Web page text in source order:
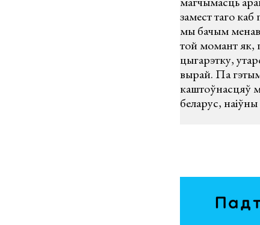
замест таго
мы бачым
той момант як,
цыгарэтку,
вырай. Па
каштоўнасцяў
беларус,